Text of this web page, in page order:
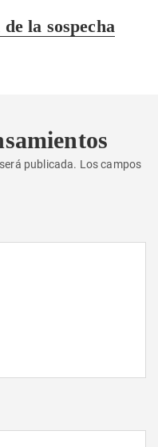
la sospecha
publicada. Los campos